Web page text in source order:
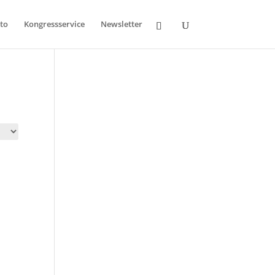
Kongressservice Newsletter